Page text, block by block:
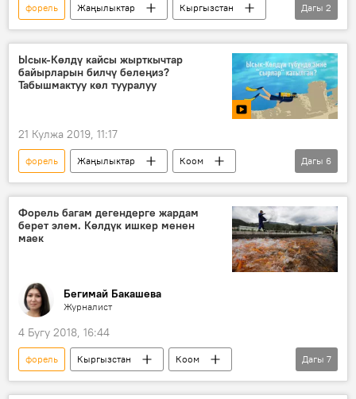
форель Жаңылыктар
Кыргызстан
Экономика
Сауд Аравиясы
Дагы 2
Ысык-Көлдү кайсы жырткычтар
байырларын билчү белеңиз?
Табышмактуу көл тууралуу
21 Кулжа 2019, 11:17
форель Жаңылыктар
Коом
Кыргызстан
Инфографика
Мультимедиа
Видео
Ысык-Көл
жырткыч
Дагы 6
Форель багам дегендерге жардам
берет элем. Көлдүк ишкер менен
маек
Бегимай Бакашева
Журналист
4 Бугу 2018, 16:44
форель Кыргызстан
Коом
Жаңылыктар
Экономика
Дагы 7